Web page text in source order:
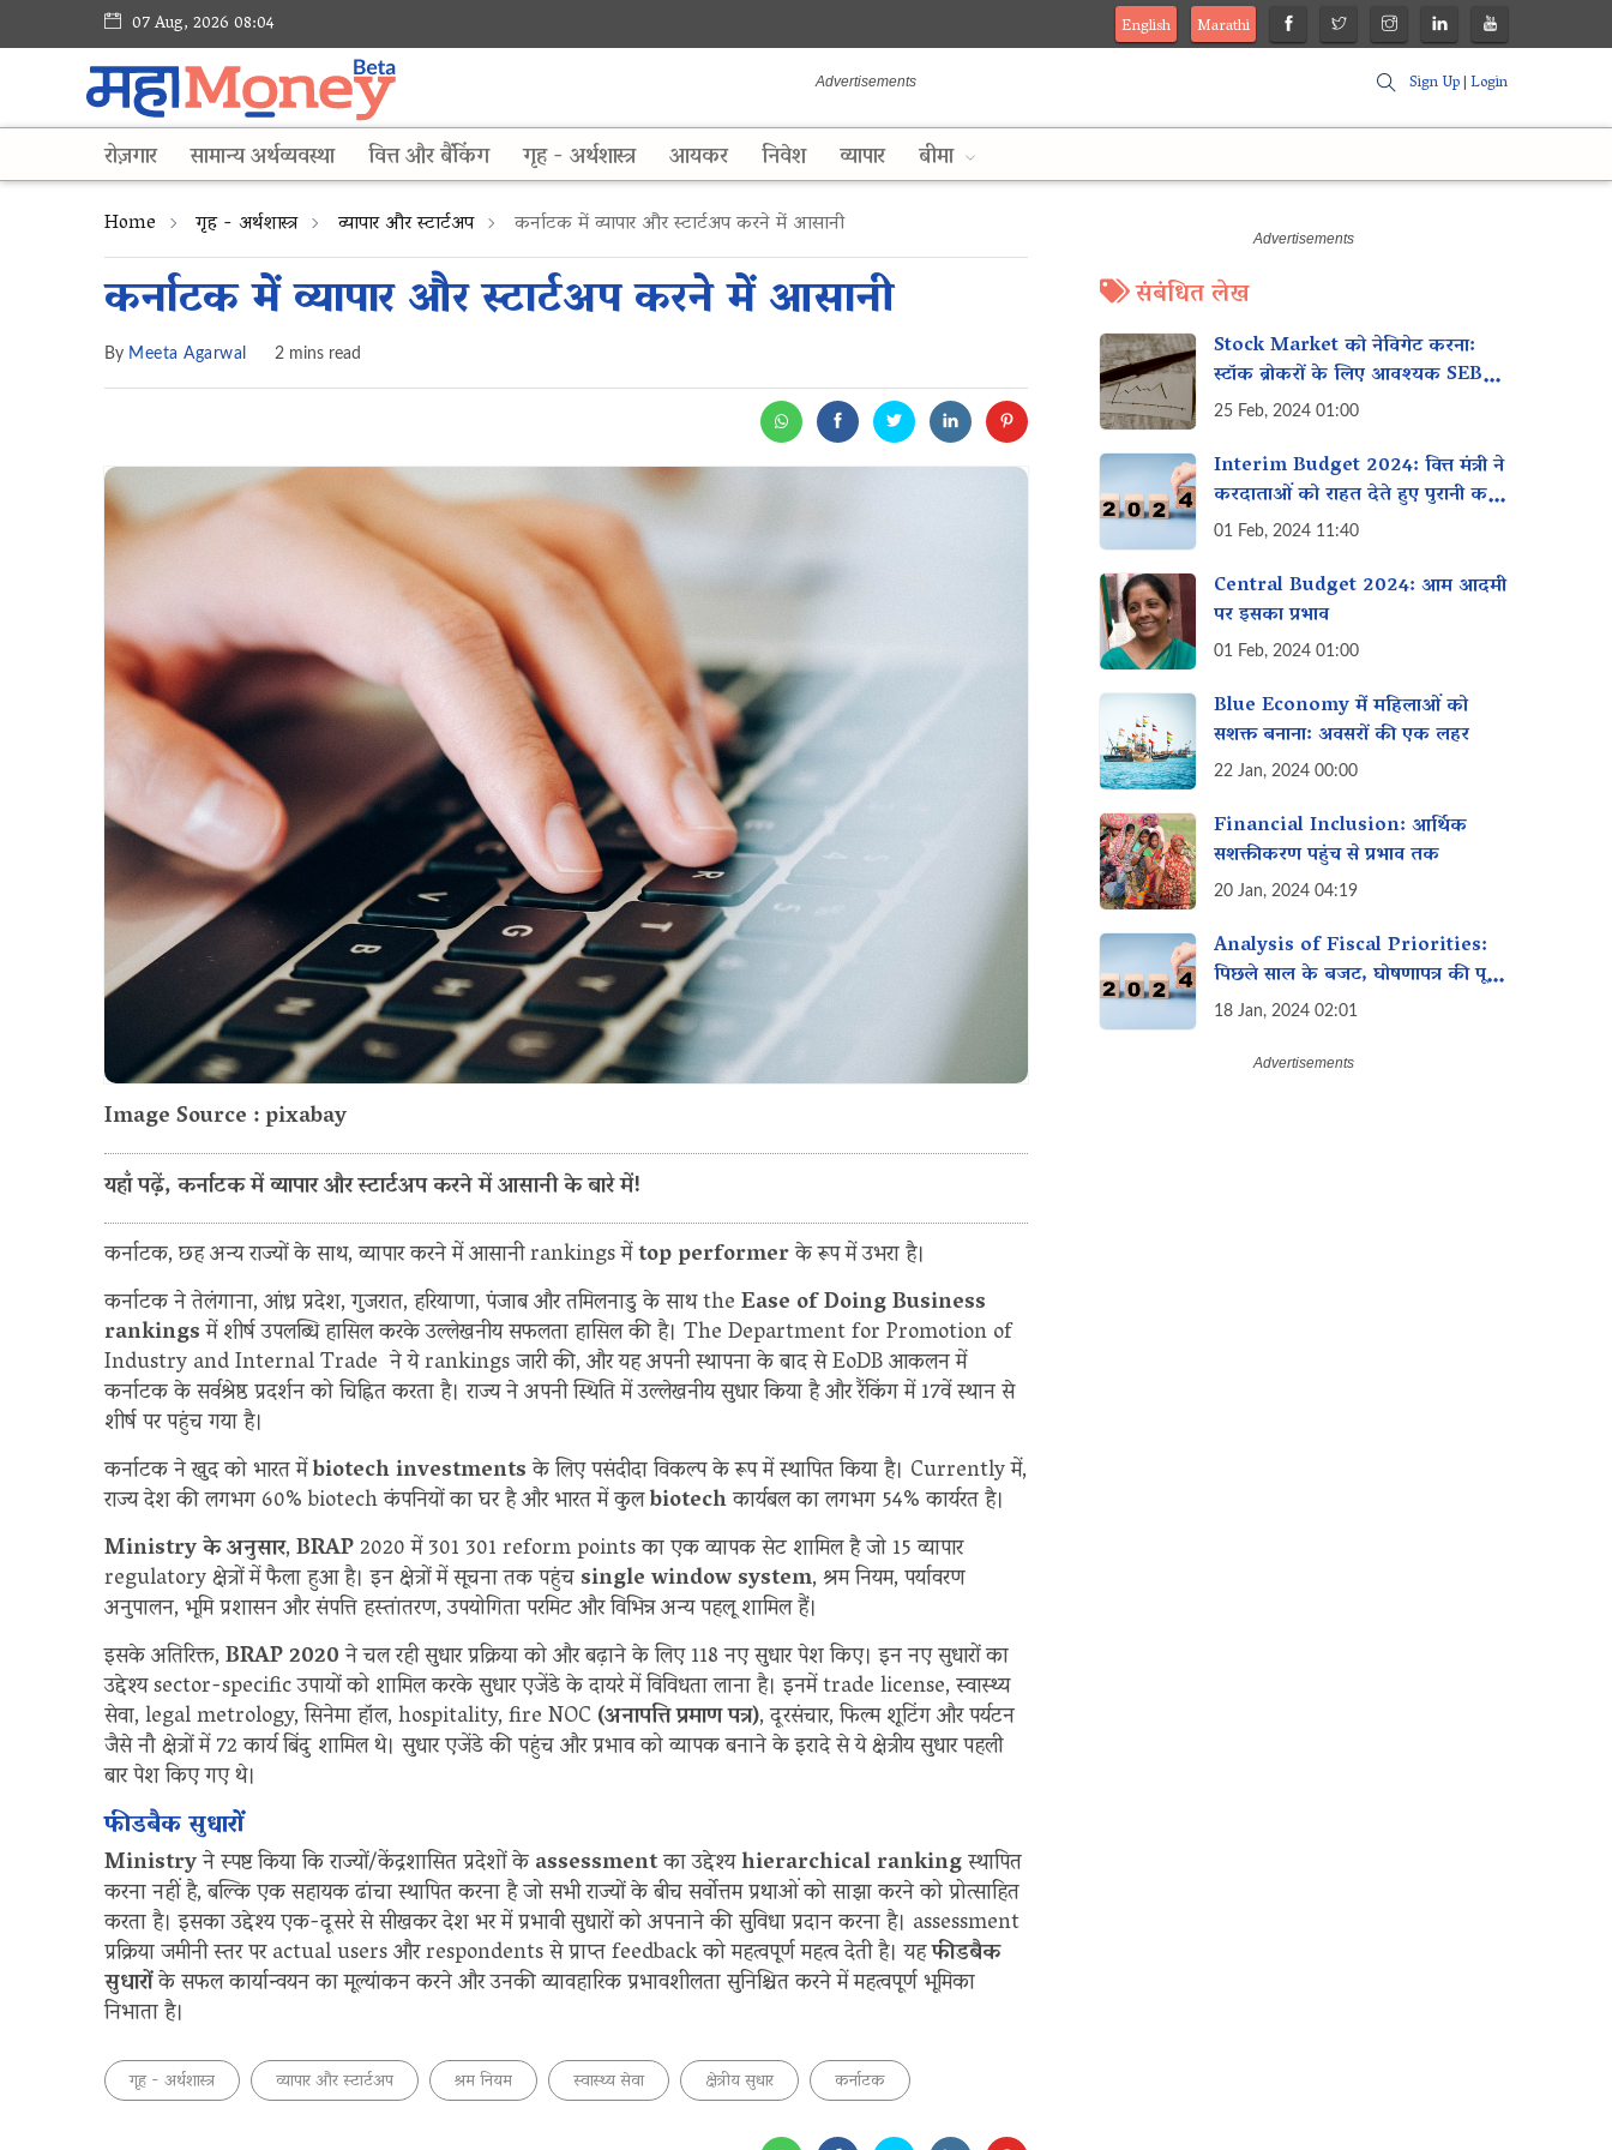
07 Aug, 2026 08:04 English
Marathi
Sign Up|Login
रोज़गार सामान्य अर्थव्यवस्था वित्त और बैंकिंग गृह - अर्थशास्त्र आयकर निवेश व्यापार बीमा
Home गृह - अर्थशास्त्र व्यापार और स्टार्टअप कर्नाटक में व्यापार और स्टार्टअप करने में आसानी
कर्नाटक में व्यापार और स्टार्टअप करने में आसानी
By Meeta Agarwal 2 mins read
Image Source : pixabay
यहाँ पढ़ें, कर्नाटक में व्यापार और स्टार्टअप करने में आसानी के बारे में!
कर्नाटक, छह अन्य राज्यों के साथ, व्यापार करने में आसानी rankings मेंtop performerके रूप में उभरा है।
कर्नाटक ने तेलंगाना, आंध्र प्रदेश, गुजरात, हरियाणा, पंजाब और तमिलनाडु के साथ theEase of Doing Business
rankingsमें शीर्ष उपलब्धि हासिल करके उल्लेखनीय सफलता हासिल की है। The Department for Promotion of
Industry and Internal Trade ने ये rankings जारी की, और यह अपनी स्थापना के बाद से EoDB आकलन में
कर्नाटक के सर्वश्रेष्ठ प्रदर्शन को चिह्नित करता है। राज्य ने अपनी स्थिति में उल्लेखनीय सुधार किया है और रैंकिंग में 17वें स्थान से
शीर्ष पर पहुंच गया है।
कर्नाटक ने खुद को भारत मेंbiotech investmentsके लिए पसंदीदा विकल्प के रूप में स्थापित किया है। Currently में,
राज्य देश की लगभग 60% biotech कंपनियों का घर है और भारत में कुलbiotechकार्यबल का लगभग 54% कार्यरत है।
Ministry के अनुसार,BRAP2020 में 301 301 reform points का एक व्यापक सेट शामिल है जो 15 व्यापार
regulatory क्षेत्रों में फैला हुआ है। इन क्षेत्रों में सूचना तक पहुंचsingle window system, श्रम नियम, पर्यावरण
अनुपालन, भूमि प्रशासन और संपत्ति हस्तांतरण, उपयोगिता परमिट और विभिन्न अन्य पहलू शामिल हैं।
इसके अतिरिक्त,BRAP 2020ने चल रही सुधार प्रक्रिया को और बढ़ाने के लिए 118 नए सुधार पेश किए। इन नए सुधारों का
उद्देश्य sector-specific उपायों को शामिल करके सुधार एजेंडे के दायरे में विविधता लाना है। इनमें trade license, स्वास्थ्य
सेवा, legal metrology, सिनेमा हॉल, hospitality, fire NOC(अनापत्ति प्रमाण पत्र), दूरसंचार, फिल्म शूटिंग और पर्यटन
जैसे नौ क्षेत्रों में 72 कार्य बिंदु शामिल थे। सुधार एजेंडे की पहुंच और प्रभाव को व्यापक बनाने के इरादे से ये क्षेत्रीय सुधार पहली
बार पेश किए गए थे।
फीडबैक सुधारों
Ministryने स्पष्ट किया कि राज्यों/केंद्रशासित प्रदेशों केassessmentका उद्देश्यhierarchical rankingस्थापित
करना नहीं है, बल्कि एक सहायक ढांचा स्थापित करना है जो सभी राज्यों के बीच सर्वोत्तम प्रथाओं को साझा करने को प्रोत्साहित
करता है। इसका उद्देश्य एक-दूसरे से सीखकर देश भर में प्रभावी सुधारों को अपनाने की सुविधा प्रदान करना है। assessment
प्रक्रिया जमीनी स्तर पर actual users और respondents से प्राप्त feedback को महत्वपूर्ण महत्व देती है। यहफीडबैक
सुधारोंके सफल कार्यान्वयन का मूल्यांकन करने और उनकी व्यावहारिक प्रभावशीलता सुनिश्चित करने में महत्वपूर्ण भूमिका
निभाता है।
गृह - अर्थशास्त्र व्यापार और स्टार्टअप श्रम नियम स्वास्थ्य सेवा क्षेत्रीय सुधार कर्नाटक‌
संबंधित लेख
Stock Market को नेविगेट करना:
स्टॉक ब्रोकरों के लिए आवश्यक SEBI
Guidelines
25 Feb, 2024 01:00
Interim Budget 2024: वित्त मंत्री ने
करदाताओं को राहत देते हुए पुरानी कर
मांगों को वापस लेने की घोषणा की
01 Feb, 2024 11:40
Central Budget 2024: आम आदमी
पर इसका प्रभाव
01 Feb, 2024 01:00
Blue Economy में महिलाओं को
सशक्त बनाना: अवसरों की एक लहर
22 Jan, 2024 00:00
Financial Inclusion: आर्थिक
सशक्तीकरण पहुंच से प्रभाव तक
20 Jan, 2024 04:19
Analysis of Fiscal Priorities:
पिछले साल के बजट, घोषणापत्र की पूर्ति
और इस साल के बजट में महिलाओं के
18 Jan, 2024 02:01